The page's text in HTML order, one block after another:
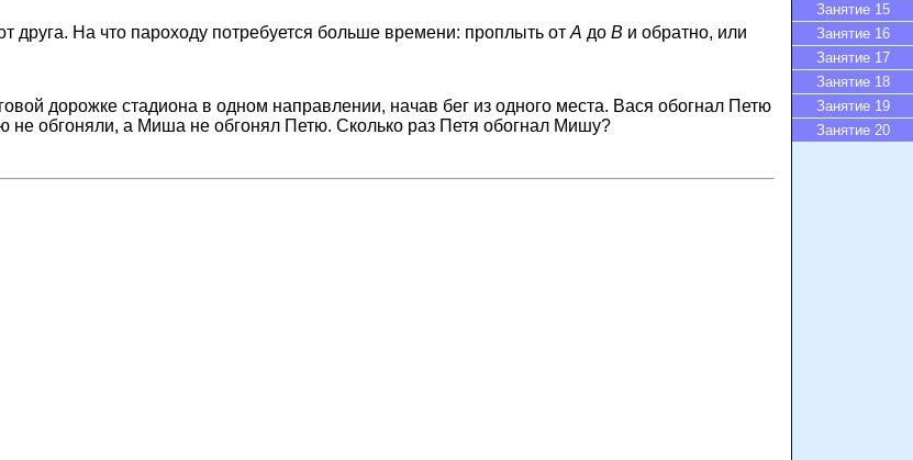
друга. На что пароходу потребуется больше времени: проплыть от A до B и обратно, или
дорожке стадиона в одном направлении, начав бег из одного места. Вася обогнал Петю
обгоняли, а Миша не обгонял Петю. Сколько раз Петя обогнал Мишу?
Занятие 15
Занятие 16
Занятие 17
Занятие 18
Занятие 19
Занятие 20